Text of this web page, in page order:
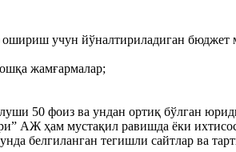
учун йўналтириладиган бюджет
жамғармалар;
50 фоиз ва ундан ортиқ бўлган
АЖ ҳам мустақил равишда ёки
белгиланган тегишли сайтлар ва